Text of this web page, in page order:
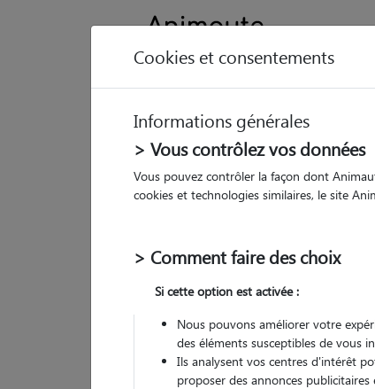
Cookies et consentements
Informations générales
> Vous contrôlez vos données
Vous pouvez contrôler la façon dont
cookies et technologies similaires, le site
> Comment faire des choix
Si cette option est activée :
Nous pouvons améliorer votre
des éléments susceptibles de vous
Ils analysent vos centres d'intérêt
proposer des annonces